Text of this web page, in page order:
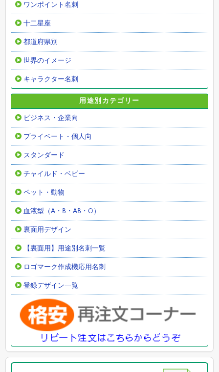
ワンポイント名刺
十二星座
都道府県別
世界のイメージ
キャラクター名刺
用途別カテゴリー
ビジネス・企業向
プライベート・個人向
スタンダード
チャイルド・ベビー
ペット・動物
血液型（A・B・AB・O）
裏面用デザイン
【裏面用】用途別名刺一覧
ロゴマーク作成機応用名刺
登録デザイン一覧